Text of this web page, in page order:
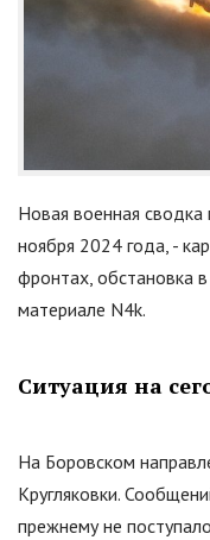
Новая военная
ноября 2024 года, -
фронтах, обстановка
материале N4k.
Ситуация на
На Боровском
Кругляковки.
прежнему не